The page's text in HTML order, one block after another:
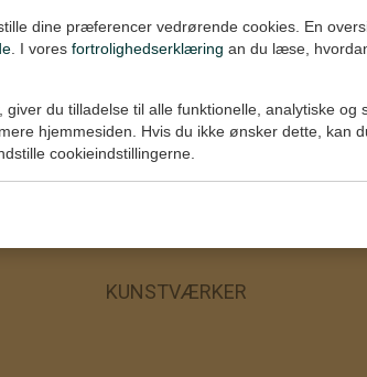
dine præferencer vedrørende cookies. En
. I vores fortrolighedserklæring an du læse,
giver du tilladelse til alle funktionelle, analytiske og
hjemmesiden. Hvis du ikke ønsker dette, kan
cookieindstillingerne.
KUNSTVÆRKER